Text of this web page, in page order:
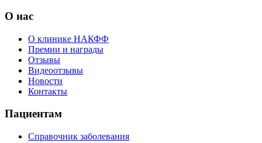
О нас
О клинике НАКФФ
Премии и награды
Отзывы
Видеоотзывы
Новости
Контакты
Пациентам
Справочник заболевания